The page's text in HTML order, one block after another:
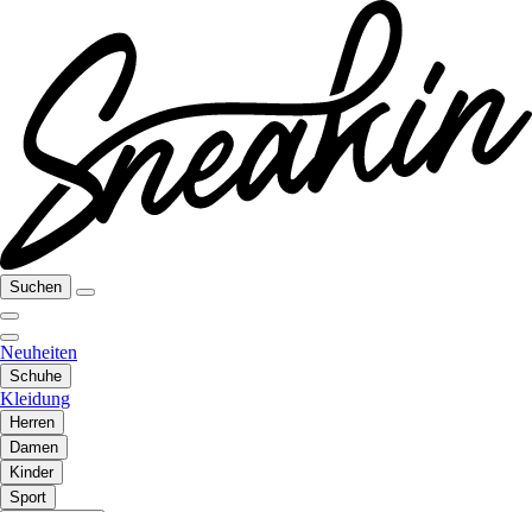
Suchen
Neuheiten
Schuhe
Kleidung
Herren
Damen
Kinder
Sport